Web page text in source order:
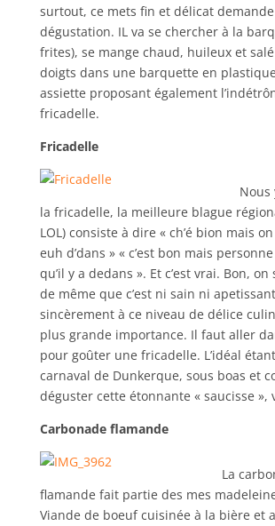
surtout, ce mets fin et délicat
dégustation. IL va se chercher à la
frites), se mange chaud, huileux et
doigts dans une barquette en
assiette proposant également
fricadelle.
Fricadelle
Nous
la fricadelle, la meilleure blague
LOL) consiste à dire « ch’é bion mais
euh d’dans » « c’est bon mais
qu’il y a dedans ». Et c’est vrai. Bon,
de même que c’est ni sain ni
sincèrement à ce niveau de délice
plus grande importance. Il faut aller
pour goûter une fricadelle. L’idéal
carnaval de Dunkerque, sous boas et
déguster cette étonnante « saucisse »,
Carbonade flamande
La
flamande fait partie des mes
Viande de boeuf cuisinée à la bière et